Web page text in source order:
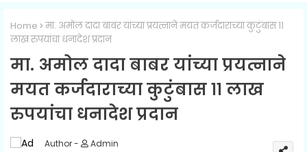
Home
मा. अमोल दादा बाबर यांच्या प्रयत्नाने मयत कर्जदाराच्या कुटुंबास ११
लाख रुपयांचा धनादेश प्रदान
मा. अमोल दादा बाबर यांच्या प्रयत्नाने
मयत कर्जदाराच्या कुटुंबास ११ लाख
रुपयांचा धनादेश प्रदान
Admin